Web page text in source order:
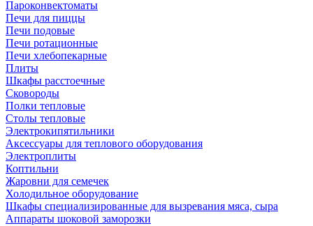
Пароконвектоматы
Печи для пиццы
Печи подовые
Печи ротационные
Печи хлебопекарные
Плиты
Шкафы расстоечные
Сковороды
Полки тепловые
Столы тепловые
Электрокипятильники
Аксессуары для теплового оборудования
Электроплиты
Коптильни
Жаровни для семечек
Холодильное оборудование
Шкафы специализированные для вызревания мяса, сыра
Аппараты шоковой заморозки